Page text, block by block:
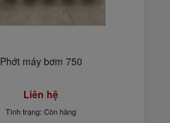
Tình trạng: Còn hàng
Phớt máy bơm 750
Liên hệ
Tình trạng: Còn hàng